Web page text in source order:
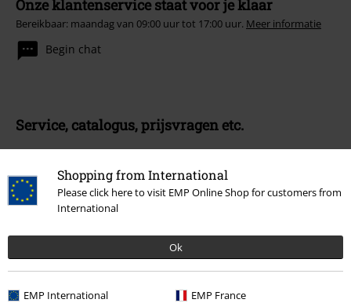
Shopping from International
Please click here to visit EMP Online Shop for customers from
International
Ok
EMP International EMP France
Onze klantenservice staat voor je klaar
Bereikbaar: maandag van 09:00 uur tot 17:00 uur. Meer informatie
Begin chat
Service, catalogus, prijsvragen etc.
Retourvoorwaarden